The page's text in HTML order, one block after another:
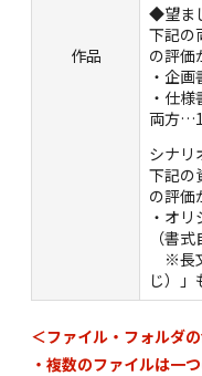
作品
◆望ま
下記の
の評価
・企
・仕
両方
シナリ
下記の
の評価
・オ
（書
※長
じ）」
＜ファイル・フォルダ
・複数のファイルは一